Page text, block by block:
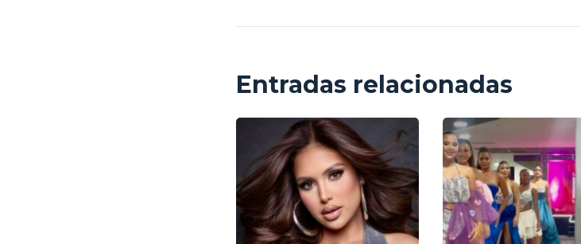
Entradas relacionadas